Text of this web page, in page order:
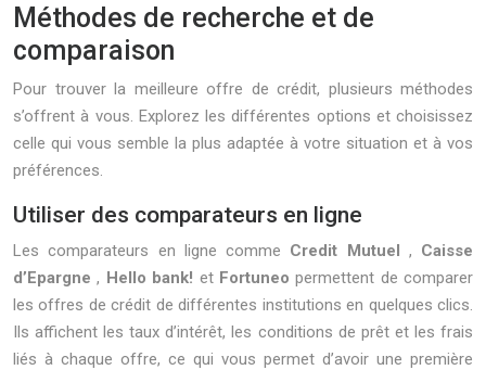
Méthodes de recherche et de
comparaison
Pour trouver la meilleure offre de crédit, plusieurs méthodes
s’offrent à vous. Explorez les différentes options et choisissez
celle qui vous semble la plus adaptée à votre situation et à vos
préférences.
Utiliser des comparateurs en ligne
Les comparateurs en ligne comme Credit Mutuel , Caisse
d’Epargne, Hello bank! et Fortuneopermettent de comparer
les offres de crédit de différentes institutions en quelques clics.
Ils affichent les taux d’intérêt, les conditions de prêt et les frais
liés à chaque offre, ce qui vous permet d’avoir une première